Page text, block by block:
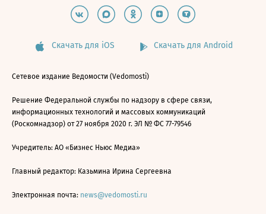
Скачать для iOS Скачать для Android
Сетевое издание Ведомости (Vedomosti)
Решение Федеральной службы по надзору в сфере связи,
информационных технологий и массовых коммуникаций
(Роскомнадзор) от 27 ноября 2020 г. ЭЛ № ФС 77-79546
Учредитель: АО «Бизнес Ньюс Медиа»
Главный редактор: Казьмина Ирина Сергеевна
Электронная почта: news@vedomosti.ru